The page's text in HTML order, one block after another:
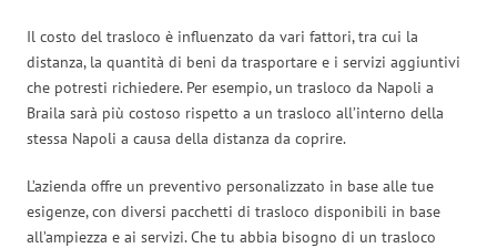
Il costo del trasloco è influenzato da vari fattori, tra cui la
distanza, la quantità di beni da trasportare e i servizi aggiuntivi
che potresti richiedere. Per esempio, un trasloco da Napoli a
Braila sarà più costoso rispetto a un trasloco all’interno della
stessa Napoli a causa della distanza da coprire.
L’azienda offre un preventivo personalizzato in base alle tue
esigenze, con diversi pacchetti di trasloco disponibili in base
all’ampiezza e ai servizi. Che tu abbia bisogno di un trasloco